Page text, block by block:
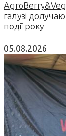
AgroBerry&Veg
галузі
події року
05.08.2026